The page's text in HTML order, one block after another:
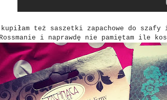
też saszetki zapachowe do
i naprawdę nie pamiętam ile